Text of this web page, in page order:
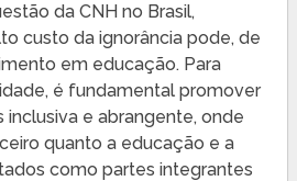
da CNH no Brasil,
custo da ignorância pode, de
em educação. Para
é fundamental promover
e abrangente, onde
quanto a educação e a
como partes integrantes